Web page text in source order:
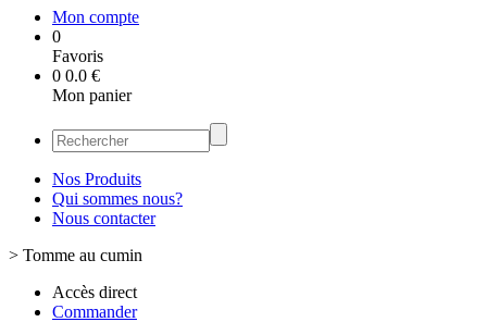
Mon compte
0
Favoris
0 0.0 €
Mon panier
Nos Produits
Qui sommes nous?
Nous contacter
> Tomme au cumin
Accès direct
Commander